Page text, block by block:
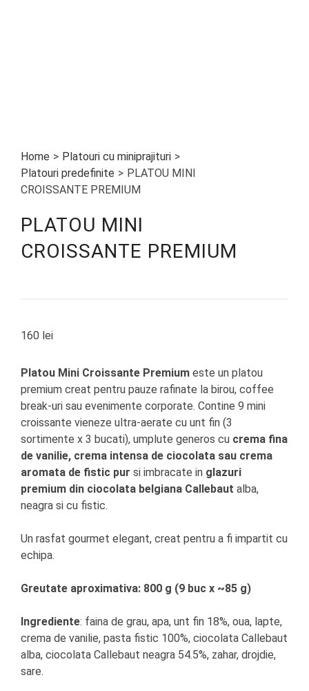
Home > Platouri cu miniprajituri >
Platouri predefinite > PLATOU MINI
CROISSANTE PREMIUM
PLATOU MINI
CROISSANTE PREMIUM
160 lei
Platou Mini Croissante Premium este un platou
premium creat pentru pauze rafinate la birou, coffee
break-uri sau evenimente corporate. Contine 9 mini
croissante vieneze ultra-aerate cu unt fin (3
sortimente x 3 bucati), umplute generos cu crema fina
de vanilie, crema intensa de ciocolata sau crema
aromata de fistic pur si imbracate in glazuri
premium din ciocolata belgiana Callebaut alba,
neagra si cu fistic.
Un rasfat gourmet elegant, creat pentru a fi impartit cu
echipa.
Greutate aproximativa: 800 g (9 buc x ~85 g)
Ingrediente: faina de grau, apa, unt fin 18%, oua, lapte,
crema de vanilie, pasta fistic 100%, ciocolata Callebaut
alba, ciocolata Callebaut neagra 54.5%, zahar, drojdie,
sare.